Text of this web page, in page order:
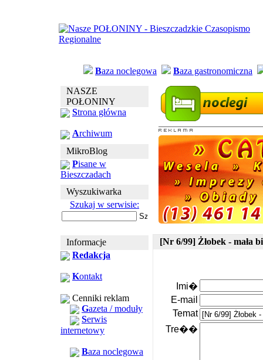
Baza noclegowa Baza gastronomiczna
NASZE
POŁONINY
Strona główna
Archiwum
MikroBlog
Pisane w
Bieszczadach
Wyszukiwarka
Szukaj w serwisie:
Informacje
Redakcja
Kontakt
Cenniki reklam
Gazeta / moduły
Serwis
internetowy
Baza noclegowa
[Nr 6/99] Żłobek - mała
Imi�
E-mail
Temat
Tre��